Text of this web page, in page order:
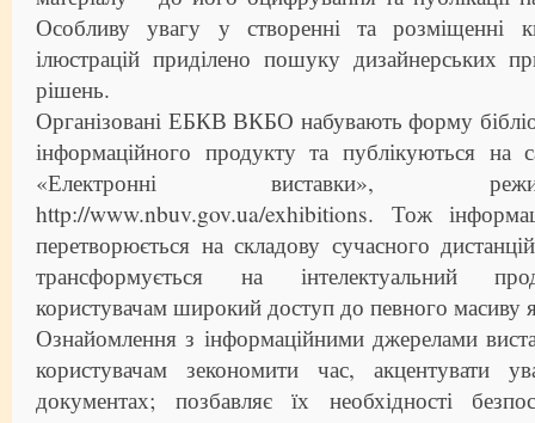
Особливу увагу у створенні та розміщенні
ілюстрацій приділено пошуку дизайнерських
рішень.
Організовані ЕБКВ ВКБО набувають форму
інформаційного продукту та публікуються на
«Електронні виставки»,
http://www.nbuv.gov.ua/exhibitions. Тож
перетворюється на складову сучасного
трансформується на інтелектуальний
користувачам широкий доступ до певного масиву
Ознайомлення з інформаційними джерелами
користувачам зекономити час, акцентувати
документах; позбавляє їх необхідності